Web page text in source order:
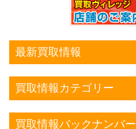
最新買取情報
買取情報カテゴリー
買取情報バックナンバー